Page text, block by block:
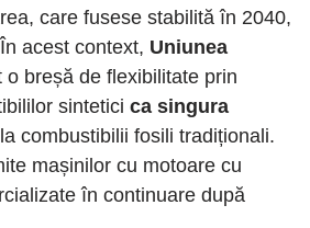
care fusese stabilită în 2040,
acest context, Uniunea
o breșă de flexibilitate prin
sintetici ca singura
la combustibilii fosili tradiționali.
mașinilor cu motoare cu
în continuare după